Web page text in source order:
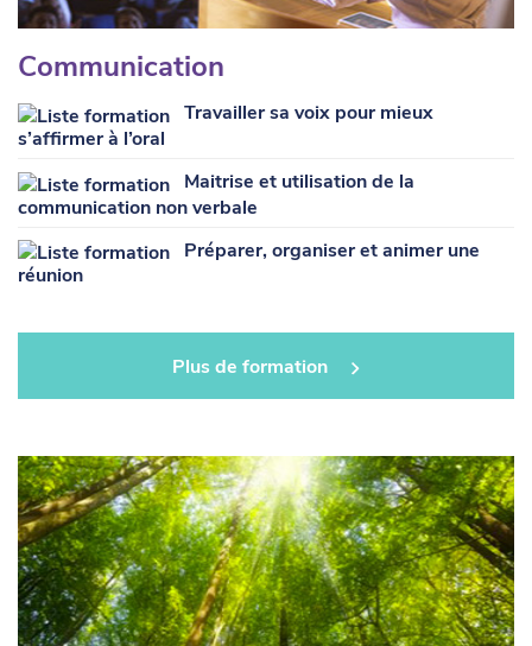
Communication
Travailler sa voix pour mieux
s’affirmer à l’oral
Maitrise et utilisation de la
communication non verbale
Préparer, organiser et animer une
réunion
Plus de formation